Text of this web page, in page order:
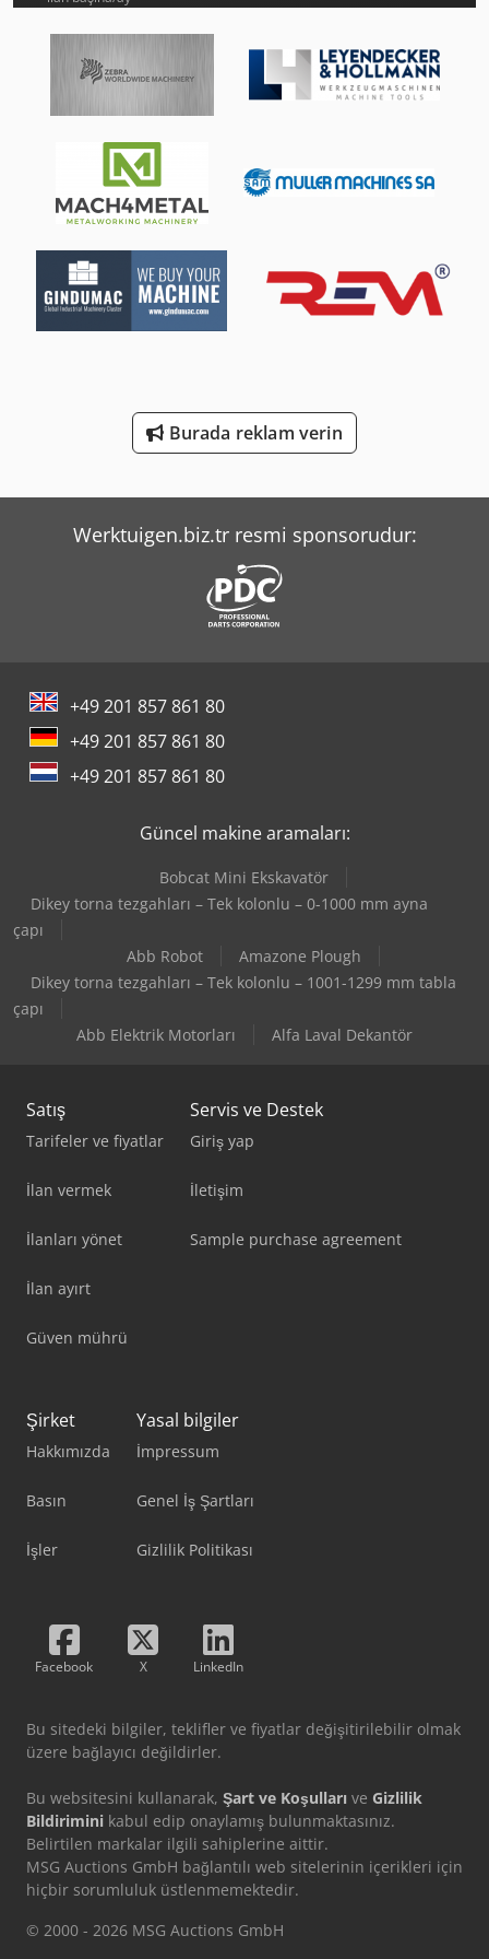
Linde A
Linde L 10
Mercedes-Benz V
Scherer Feinbau Vdz 220 / Ds
Tec Freetec
Burada reklam verin
Werktuigen.biz.tr resmi sponsorudur:
+49 201 857 861 80
+49 201 857 861 80
+49 201 857 861 80
Güncel makine aramaları:
Bobcat Mini Ekskavatör
Dikey torna tezgahları – Tek kolonlu – 0-1000 mm ayna
çapı
Abb Robot
Amazone Plough
Dikey torna tezgahları – Tek kolonlu – 1001-1299 mm tabla
çapı
Abb Elektrik Motorları
Alfa Laval Dekantör
Satış
Tarifeler ve fiyatlar
İlan vermek
İlanları yönet
İlan ayırt
Güven mührü
Servis ve Destek
Giriş yap
İletişim
Sample purchase agreement
Şirket
Hakkımızda
Basın
İşler
Yasal bilgiler
İmpressum
Genel İş Şartları
Gizlilik Politikası
Facebook X LinkedIn
Bu sitedeki bilgiler, teklifler ve fiyatlar değişitirilebilir olmak
üzere bağlayıcı değildirler.
Bu websitesini kullanarak, Şart ve Koşulları ve Gizlilik
Bildirimini kabul edip onaylamış bulunmaktasınız.
Belirtilen markalar ilgili sahiplerine aittir.
MSG Auctions GmbH bağlantılı web sitelerinin içerikleri için
hiçbir sorumluluk üstlenmemektedir.
© 2000 - 2026 MSG Auctions GmbH